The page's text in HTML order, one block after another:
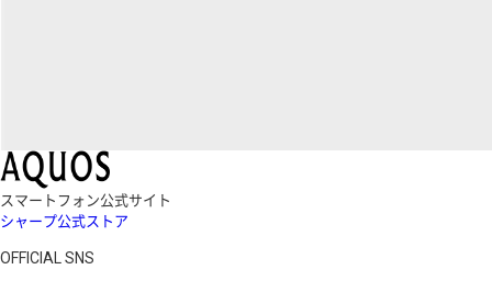
スマートフォン公式サイト
シャープ公式ストア
OFFICIAL SNS